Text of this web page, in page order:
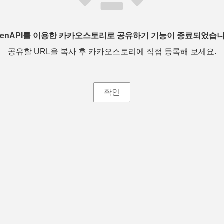
를 이용한 카카오스토리로 공유하기 기능이 종료되었습
공유할 URL을 복사 후 카카오스토리에 직접 등록해 보세요.
확인